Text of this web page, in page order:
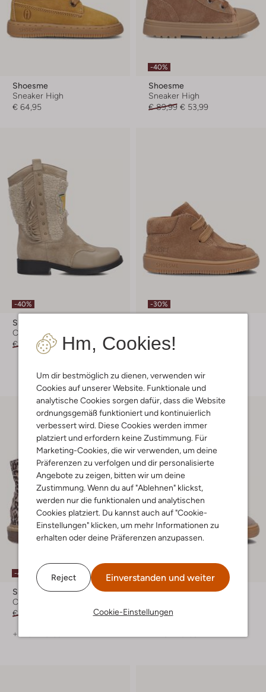
Hm, Cookies!
Um dir bestmöglich zu dienen, verwenden wir
Cookies auf unserer Website. Funktionale und
analytische Cookies sorgen dafür, dass die Website
ordnungsgemäß funktioniert und kontinuierlich
verbessert wird. Diese Cookies werden immer
platziert und erfordern keine Zustimmung. Für
Marketing-Cookies, die wir verwenden, um deine
Präferenzen zu verfolgen und dir personalisierte
Angebote zu zeigen, bitten wir um deine
Zustimmung. Wenn du auf "Ablehnen" klickst,
werden nur die funktionalen und analytischen
Cookies platziert. Du kannst auch auf "Cookie-
Einstellungen" klicken, um mehr Informationen zu
erhalten oder deine Präferenzen anzupassen.
Reject Einverstanden und weiter
Cookie-Einstellungen
Shoesme
Sneaker High
€ 64,95
-40%
Shoesme
Sneaker High
€ 89,99 € 53,99
-40%
Shoesme
Cowboystiefel
€ 89,99 € 53,99
-30%
€ 69,99
-40%
Shoesme
Chelsea Boots
€ 79,99
+ mehr farben
-30%
Shoesme
€ 69,99